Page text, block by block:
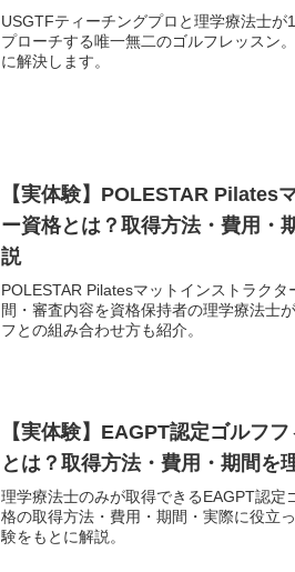
USGTFティーチングプロと理学療法士が
プローチする唯一無二のゴルフレッスン
に解決します。
【実体験】POLESTAR Pilates
ー資格とは？取得方法・費用・
説
POLESTAR Pilatesマットインストラク
間・審査内容を資格保持者の理学療法士
フとの組み合わせ方も紹介。
【実体験】EAGPT認定ゴルフ
とは？取得方法・費用・期間を
理学療法士のみが取得できるEAGPT認定
格の取得方法・費用・期間・実際に役立
験をもとに解説。